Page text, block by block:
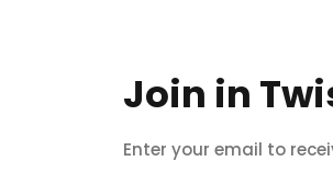
Join in
Enter your email to